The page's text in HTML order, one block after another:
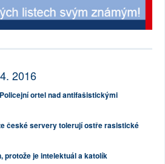
2016
Policejní ortel nad antifašistickými
české servery tolerují ostře rasistické
protože je intelektuál a katolík